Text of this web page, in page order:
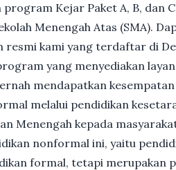
Kejar Paket A, B, dan
Menengah Atas (SMA).
resmi kami yang terdaftar di
yang menyediakan
mendapatkan
melalui pendidikan
Menengah kepada
nonformal ini, yaitu
formal, tetapi merupakan